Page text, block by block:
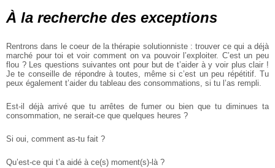
À la recherche des exceptions
Rentrons dans le coeur de la thérapie solutionniste : trouver ce qui a déjà
marché pour toi et voir comment on va pouvoir l’exploiter. C’est un peu
flou ? Les questions suivantes ont pour but de t’aider à y voir plus clair !
Je te conseille de répondre à toutes, même si c’est un peu répétitif. Tu
peux également t’aider du tableau des consommations, si tu l’as rempli.
Est-il déjà arrivé que tu arrêtes de fumer ou bien que tu diminues ta
consommation, ne serait-ce que quelques heures ?
Si oui, comment as-tu fait ?
Qu’est-ce qui t’a aidé à ce(s) moment(s)-là ?